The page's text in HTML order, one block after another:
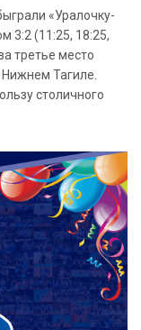
«Уралочку-
3:2 (11:25, 18:25,
третье место
Тагиле.
столичного